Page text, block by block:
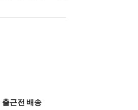
출근전 배송